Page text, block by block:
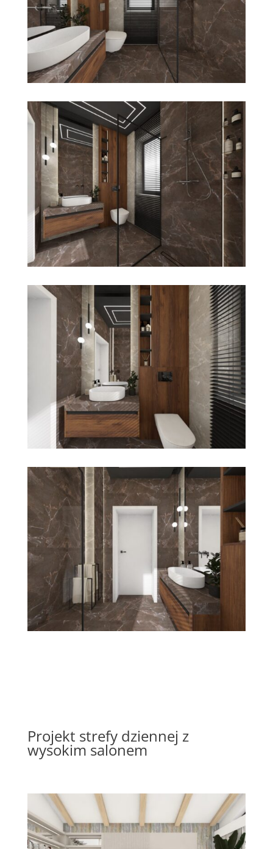
Projekt strefy dziennej z
wysokim salonem